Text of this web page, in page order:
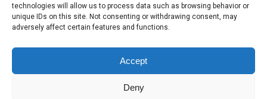
technologies will allow us to process data such as browsing behavior or
unique IDs on this site. Not consenting or withdrawing consent, may
adversely affect certain features and functions.
Accept
Deny